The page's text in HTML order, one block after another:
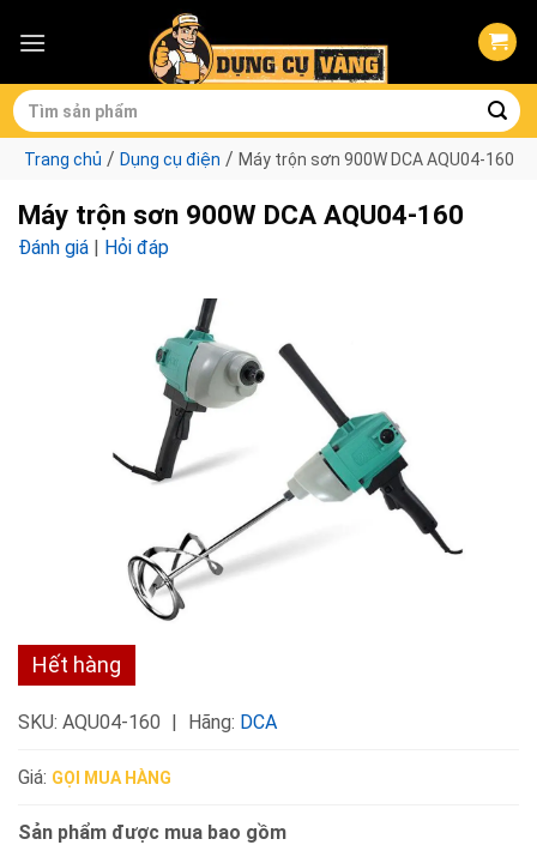
Tìm
kiếm:
Trang chủ / Dụng cụ điện / Máy trộn sơn 900W DCA AQU04-160
Máy trộn sơn 900W DCA AQU04-160
Đánh giá | Hỏi đáp
Hết hàng
SKU: AQU04-160 Hãng: DCA
Giá: GỌI MUA HÀNG
Sản phẩm được mua bao gồm